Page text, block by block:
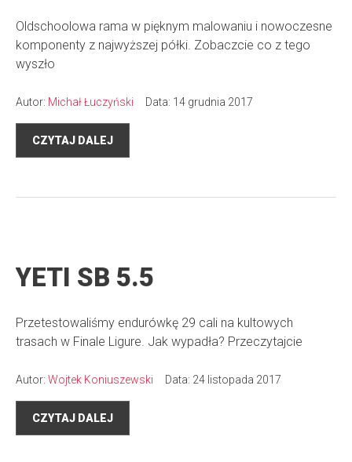
Oldschoolowa rama w pięknym malowaniu i nowoczesne
komponenty z najwyższej półki. Zobaczcie co z tego
wyszło
Autor: Michał Łuczyński Data: 14 grudnia 2017
CZYTAJ DALEJ
YETI SB 5.5
Przetestowaliśmy endurówkę 29 cali na kultowych
trasach w Finale Ligure. Jak wypadła? Przeczytajcie
Autor: Wojtek Koniuszewski Data: 24 listopada 2017
CZYTAJ DALEJ